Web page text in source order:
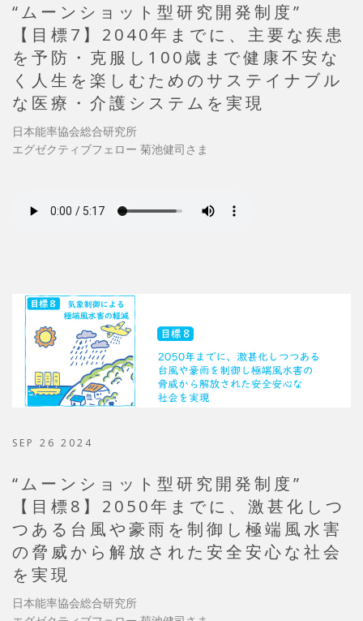
“ムーンショット型研究開発制度”
【目標7】2040年までに、主要な疾患
を予防・克服し100歳まで健康不安な
く人生を楽しむためのサステイナブル
な医療・介護システムを実現
日本能率協会総合研究所
エグゼクティブフェロー 菊池健司さま
SEP 26 2024
“ムーンショット型研究開発制度”
【目標8】2050年までに、激甚化しつ
つある台風や豪雨を制御し極端風水害
の脅威から解放された安全安心な社会
を実現
日本能率協会総合研究所